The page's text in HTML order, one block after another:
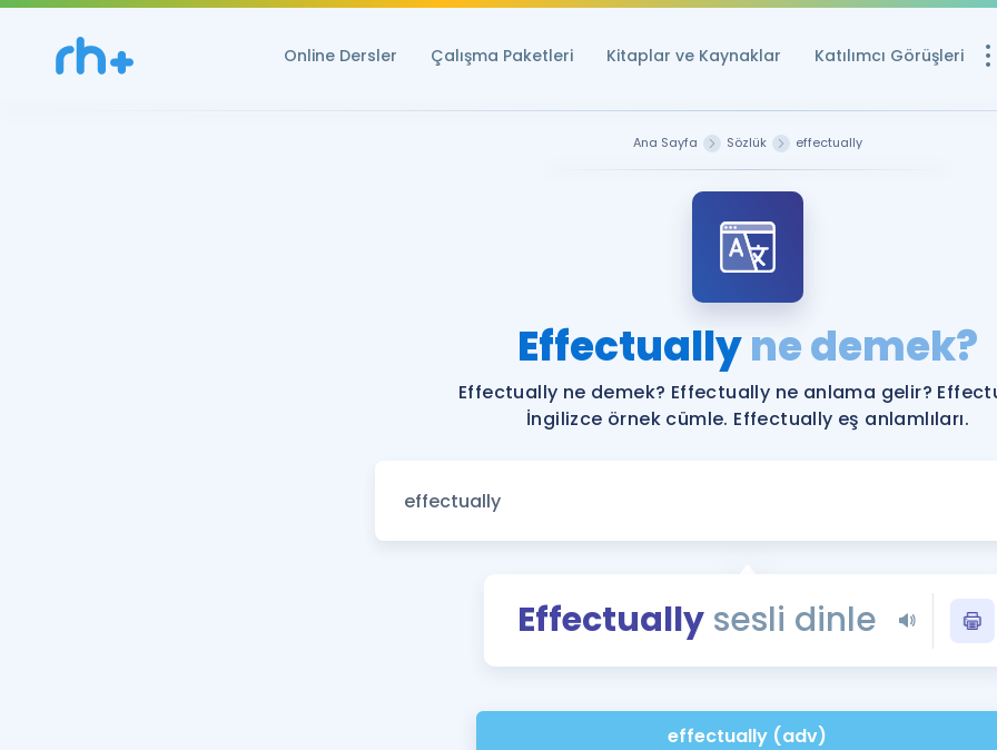
Online Dersler Çalışma Paketleri Kitaplar ve Kaynaklar Katılımcı Görüşleri
Ücretsiz
YDS ve YÖKDİL
YDS ve YÖKDİL'e
Tüm ÖSYM
YDS - YÖKDİL
İngilizce
Ana Sayfa Sözlük effectually
Effectuallyne demek?
Effectually ne demek? Effectually ne anlama gelir?
İngilizce örnek cümle. Effectually eş anlamlıları.
Effectuallysesli dinle
effectually (adv)